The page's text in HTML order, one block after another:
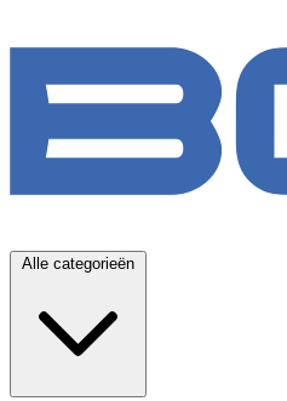
Alle categorieën